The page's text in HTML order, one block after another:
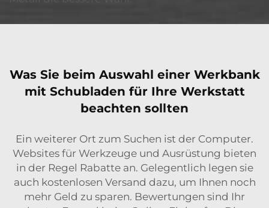
Was Sie beim Auswahl einer Werkbank
mit Schubladen für Ihre Werkstatt
beachten sollten
Ein weiterer Ort zum Suchen ist der Computer.
Websites für Werkzeuge und Ausrüstung bieten
in der Regel Rabatte an. Gelegentlich legen sie
auch kostenlosen Versand dazu, um Ihnen noch
mehr Geld zu sparen. Bewertungen sind Ihr